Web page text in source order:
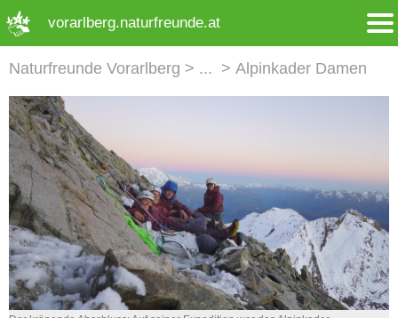
vorarlberg.naturfreunde.at
Naturfreunde Vorarlberg Alpinkader Damen